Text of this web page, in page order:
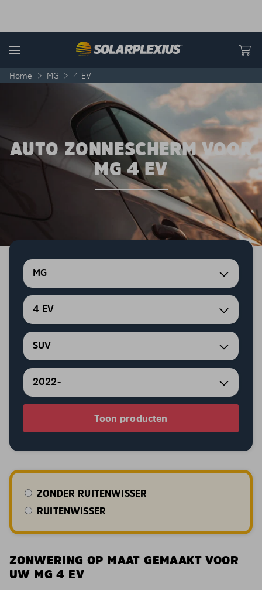
Menu
Home > MG > 4 EV
AUTO ZONNESCHERM VOOR
MG 4 EV
MG
4 EV
SUV
2022-
Toon producten
ZONDER RUITENWISSER
RUITENWISSER
ZONWERING OP MAAT GEMAAKT VOOR
UW MG 4 EV